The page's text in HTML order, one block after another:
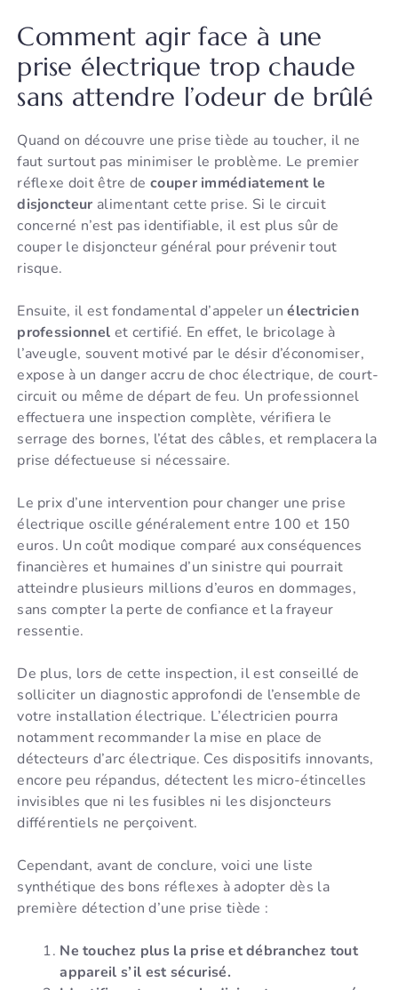
Comment agir face à une
prise électrique trop chaude
sans attendre l’odeur de brûlé
Quand on découvre une prise tiède au toucher, il ne
faut surtout pas minimiser le problème. Le premier
réflexe doit être de couper immédiatement le
disjoncteur alimentant cette prise. Si le circuit
concerné n’est pas identifiable, il est plus sûr de
couper le disjoncteur général pour prévenir tout
risque.
Ensuite, il est fondamental d’appeler unélectricien
professionnel et certifié. En effet, le bricolage à
l’aveugle, souvent motivé par le désir d’économiser,
expose à un danger accru de choc électrique, de court-
circuit ou même de départ de feu. Un professionnel
effectuera une inspection complète, vérifiera le
serrage des bornes, l’état des câbles, et remplacera la
prise défectueuse si nécessaire.
Le prix d’une intervention pour changer une prise
électrique oscille généralement entre 100 et 150
euros. Un coût modique comparé aux conséquences
financières et humaines d’un sinistre qui pourrait
atteindre plusieurs millions d’euros en dommages,
sans compter la perte de confiance et la frayeur
ressentie.
De plus, lors de cette inspection, il est conseillé de
solliciter un diagnostic approfondi de l’ensemble de
votre installation électrique. L’électricien pourra
notamment recommander la mise en place de
détecteurs d’arc électrique. Ces dispositifs innovants,
encore peu répandus, détectent les micro-étincelles
invisibles que ni les fusibles ni les disjoncteurs
différentiels ne perçoivent.
Cependant, avant de conclure, voici une liste
synthétique des bons réflexes à adopter dès la
première détection d’une prise tiède :
Ne touchez plus la prise et débranchez tout
appareil s’il est sécurisé.